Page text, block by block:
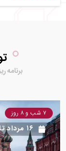
برنامه
۷ شب و ۸ روز
۱۶ مرداد